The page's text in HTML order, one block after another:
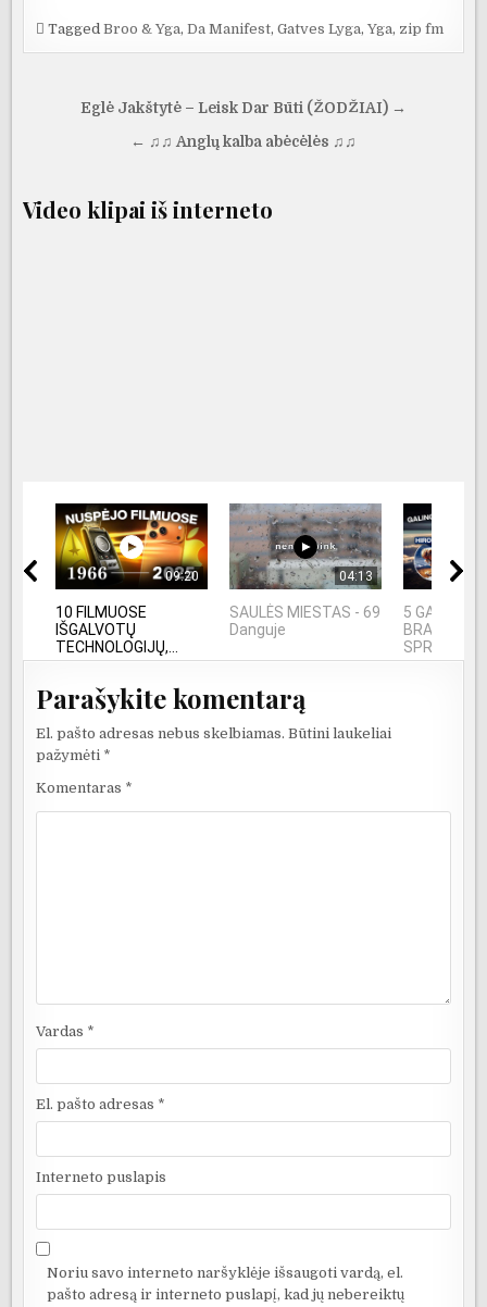
TaggedBroo & Yga,Da Manifest,Gatves Lyga,Yga, zip fm
Navigacija
Eglė Jakštytė – Leisk Dar Būti (ŽODŽIAI) →
← ♫♫ Anglų kalba abėcėlės ♫♫
Video klipai iš interneto
09:20
10 FILMUOSE
IŠGALVOTŲ
TECHNOLOGIJŲ,...
04:13
SAULĖS MIESTAS - 69
Danguje
5
Parašykite komentarą
El. pašto adresas nebus skelbiamas. Būtini laukeliai
pažymėti *
Komentaras *
Vardas *
El. pašto adresas *
Interneto puslapis
Noriu savo interneto naršyklėje išsaugoti vardą, el.
pašto adresą ir interneto puslapį, kad jų nebereiktų